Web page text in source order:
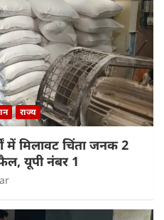
राज्य
में मिलावट चिंता जनक 2
यूपी नंबर 1